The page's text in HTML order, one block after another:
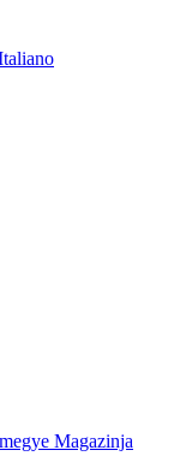
Magazinja